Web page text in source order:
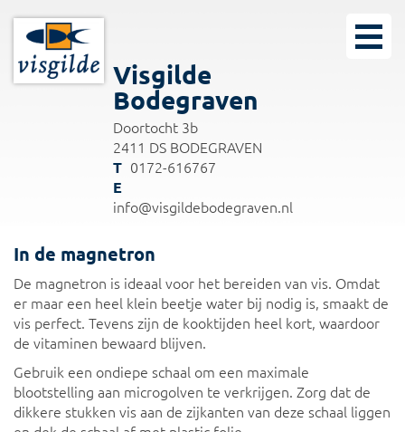
Visgilde
Bodegraven
Doortocht 3b
2411 DS BODEGRAVEN
0172-616767
info@visgildebodegraven.nl
In de magnetron
De magnetron is ideaal voor het bereiden van vis. Omdat
er maar een heel klein beetje water bij nodig is, smaakt de
vis perfect. Tevens zijn de kooktijden heel kort, waardoor
de vitaminen bewaard blijven.
Gebruik een ondiepe schaal om een maximale
blootstelling aan microgolven te verkrijgen. Zorg dat de
dikkere stukken vis aan de zijkanten van deze schaal liggen